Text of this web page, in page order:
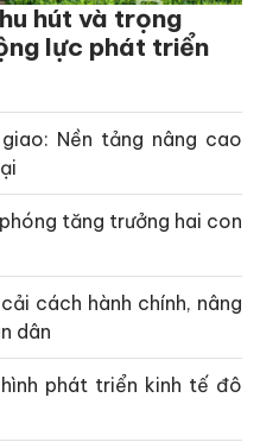
hút và trọng
lực phát triển
Nền tảng nâng cao
tăng trưởng hai con
cách hành chính, nâng
dân
phát triển kinh tế đô